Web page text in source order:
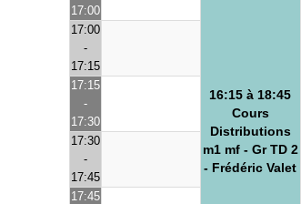
16:15 à 18:45
Cours
Distributions
m1 mf - Gr TD 2
- Frédéric Valet
17:00
17:00
-
17:15
17:15
-
17:30
17:30
-
17:45
17:45